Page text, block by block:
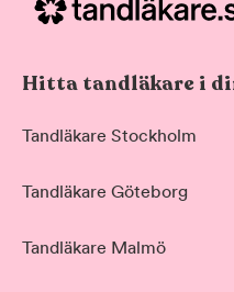
Hitta tandläkare i
Tandläkare Stockholm
Tandläkare Göteborg
Tandläkare Malmö